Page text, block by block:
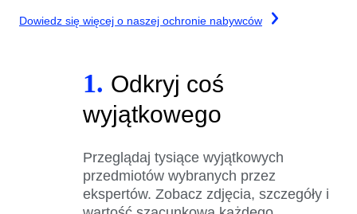
Dowiedz się więcej o naszej ochronie nabywców
1. Odkryj coś
wyjątkowego
Przeglądaj tysiące wyjątkowych
przedmiotów wybranych przez
ekspertów. Zobacz zdjęcia, szczegóły i